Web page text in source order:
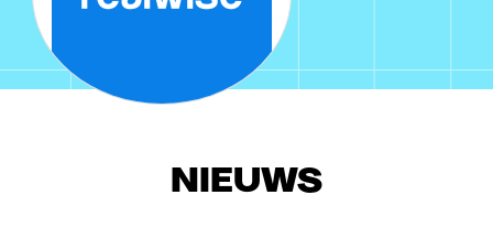
NIEUWS